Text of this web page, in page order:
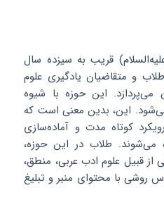
قریب به سیزده سال
و متقاضیان یادگیری علوم
می‌پردازد. این حوزه با شیوه
این، بدین معنی است که
کوتاه مدت و آماده‌سازی
می‌شوند. طلاب در این حوزه،
از قبیل علوم ادب عربی، منطق،
روشی با محتوای منبر و تبلیغ